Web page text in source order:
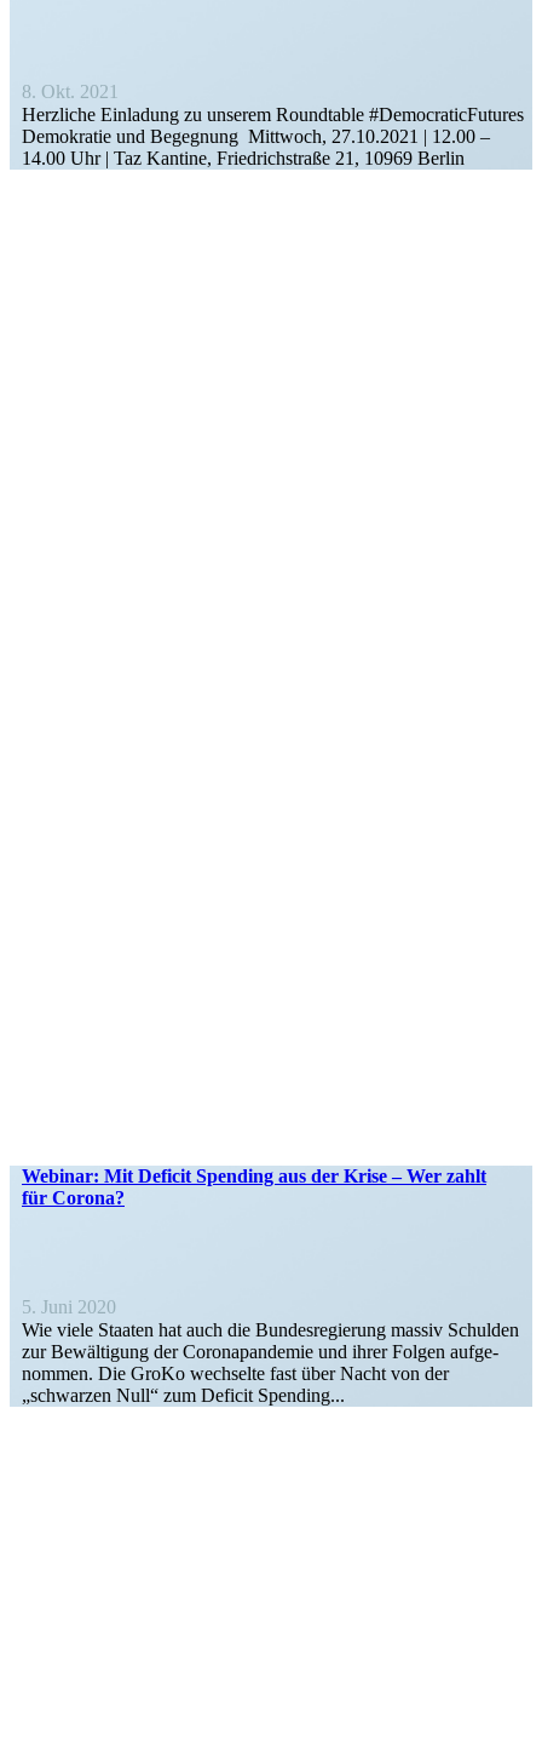
8. Okt. 2021
Herzliche Einladung zu unserem Round­table #Democra­tic­Fu­tures
Demokratie und Begegnung Mittwoch, 27.10.2021 | 12.00 –
14.00 Uhr | Taz Kantine, Fried­rich­straße 21, 10969 Berlin
Webinar: Mit Deficit Spending aus der Krise – Wer zahlt
für Corona?
5. Juni 2020
Wie viele Staaten hat auch die Bundes­re­gierung massiv Schulden
zur Bewäl­tigung der Corona­pan­demie und ihrer Folgen aufge­
nommen. Die GroKo wechselte fast über Nacht von der
„schwarzen Null“ zum Deficit Spending...